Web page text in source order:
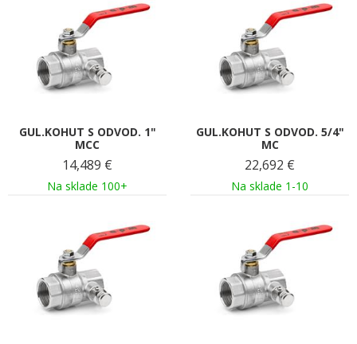
GUL.KOHUT S ODVOD. 1"
MCC
14,489 €
Na sklade 100+
GUL.KOHUT S ODVOD. 5/4"
MC
22,692 €
Na sklade 1-10